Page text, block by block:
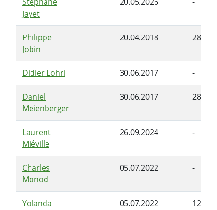
Jayet
Philippe
Jobin
20.04.2018
Didier Lohri 30.06.2017 -
Daniel
Meienberger
30.06.2017
Laurent
Miéville
26.09.2024 -
Charles
Monod
05.07.2022 -
Yolanda
05.07.2022